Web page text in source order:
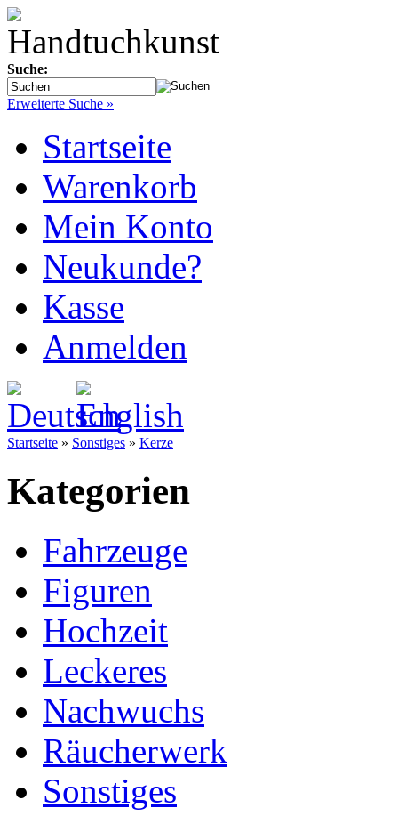
Suche:
Erweiterte Suche »
Startseite
Warenkorb
Mein Konto
Neukunde?
Kasse
Anmelden
Startseite » Sonstiges » Kerze
Kategorien
Fahrzeuge
Figuren
Hochzeit
Leckeres
Nachwuchs
Räucherwerk
Sonstiges